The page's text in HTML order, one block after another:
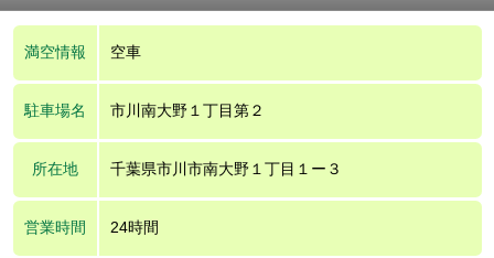
満空情報 空車
駐車場名 市川南大野１丁目第２
所在地 千葉県市川市南大野１丁目１ー３
営業時間 24時間